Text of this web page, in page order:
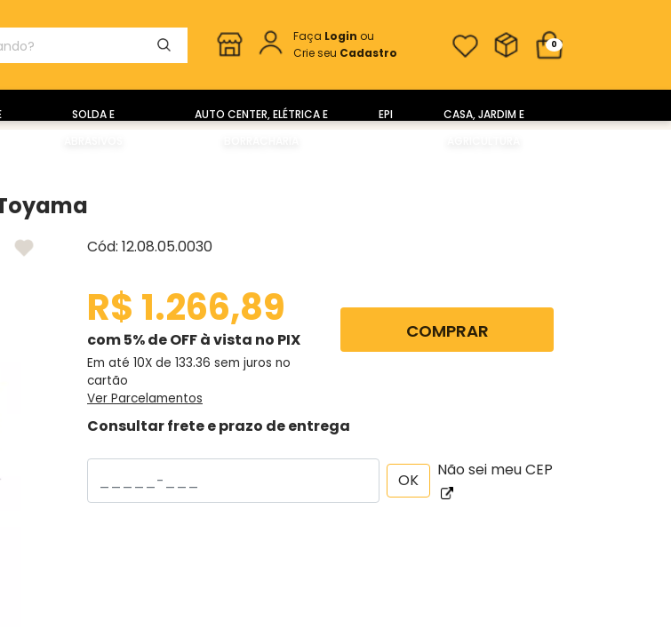
Faça Login ou
Crie seu Cadastro
0
SOLDA E
AUTO CENTER, ELÉTRICA E
EPI
CASA, JARDIM E
Cód: 12.08.05.0030
R$ 1.266,89
com 5% de OFF à vista no PIX
Em até 10X de 133.36 sem juros no
cartão
Ver Parcelamentos
COMPRAR
Consultar frete e prazo de entrega
OK
Não sei meu CEP